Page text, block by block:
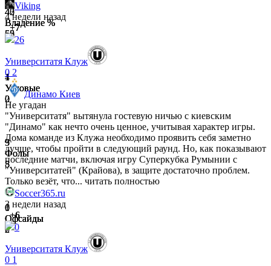
42
Владение %
58
4
Угловые
2
3
Фолы
5
1
Офсайды
2
40
Владение %
60
1
Угловые
0
9
Фолы
5
0
Офсайды
0
45
Владение %
55
1
Угловые
0
5
Фолы
8
0
Офсайды
2
Viking
4 недели назад
+7
26
Университатя Клуж
0 2
Динамо Киев
Не угадан
"Университатя" вытянула гостевую ничью с киевским
"Динамо" как нечто очень ценное, учитывая характер игры.
Дома команде из Клужа необходимо проявить себя заметно
лучше, чтобы пройти в следующий раунд. Но, как показывают
последние матчи, включая игру Суперкубка Румынии с
"Университатей" (Крайова), в защите достаточно проблем.
Только везёт, что... читать полностью
Soccer365.ru
3 недели назад
+6
0
Университатя Клуж
0 1